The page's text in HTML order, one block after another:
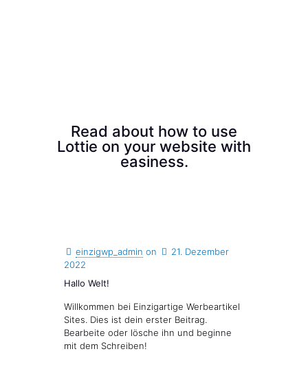
Read about how to use
Lottie on your website with
easiness.
einzigwp_admin on
21. Dezember
2022
Hallo Welt!
Willkommen bei Einzigartige Werbeartikel
Sites. Dies ist dein erster Beitrag.
Bearbeite oder lösche ihn und beginne
mit dem Schreiben!